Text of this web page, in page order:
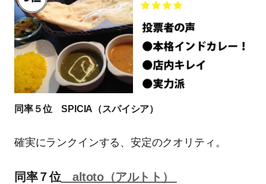
同率５位 SPICIA（スパイシア）
確実にランクインする、安定のクオリティ。
同率７位 altoto（アルトト）